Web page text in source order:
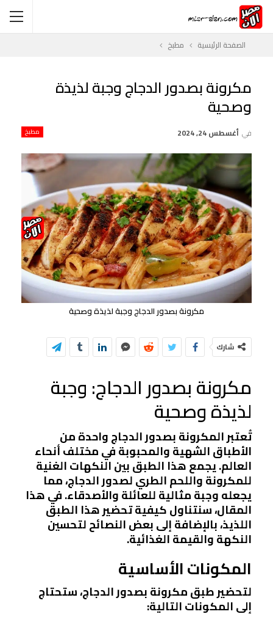
الصفحة الرئيسية مطبخ
مكرونة بصدور الدجاج وجبة لذيذة
وصحية
مطبخ في أغسطس 24, 2024
مكرونة بصدور الدجاج وجبة لذيذة وصحية
شارك
مكرونة بصدور الدجاج: وجبة
لذيذة وصحية
تُعتبر المكرونة بصدور الدجاج واحدة من
الأطباق الشهية والمحبوبة في مختلف أنحاء
العالم. يجمع هذا الطبق بين النكهات الغنية
للمكرونة واللحم الطري لصدور الدجاج، مما
يجعله وجبة مثالية للعائلة والأصدقاء. في هذا
المقال، سنتناول كيفية تحضير هذا الطبق
اللذيذ، بالإضافة إلى بعض النصائح لتحسين
النكهة والقيمة الغذائية.
المكونات الأساسية
لتحضير طبق مكرونة بصدور الدجاج، ستحتاج
إلى المكونات التالية: